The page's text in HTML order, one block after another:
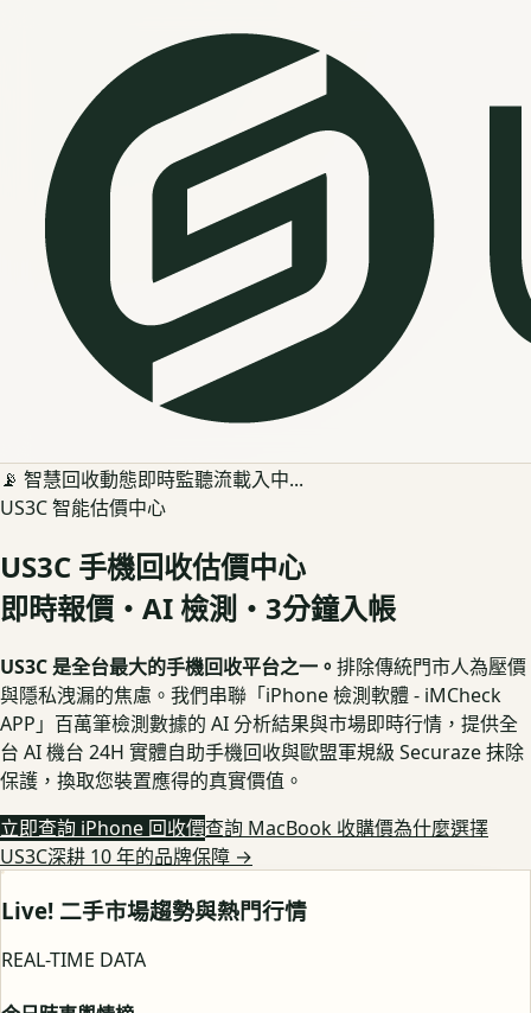
📡 智慧回收動態即時監聽流載入中...
US3C 智能估價中心
US3C 手機回收估價中心
即時報價・AI 檢測・3分鐘入帳
US3C 是全台最大的手機回收平台之一。 排除傳統門市人為壓價
與隱私洩漏的焦慮。我們串聯「iPhone 檢測軟體 - iMCheck
APP」百萬筆檢測數據的 AI 分析結果與市場即時行情，提供全
台 AI 機台 24H 實體自助手機回收與歐盟軍規級 Securaze 抹除
保護，換取您裝置應得的真實價值。
立即查詢 iPhone 回收價查詢 MacBook 收購價為什麼選擇
US3C深耕 10 年的品牌保障 →
Live! 二手市場趨勢與熱門行情
REAL-TIME DATA